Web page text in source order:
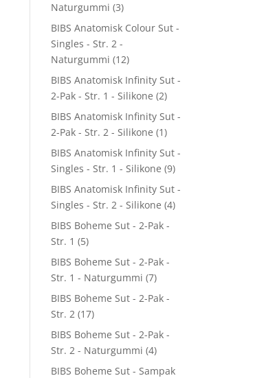
Naturgummi (3)
BIBS Anatomisk Colour Sut -
Singles - Str. 2 -
Naturgummi (12)
BIBS Anatomisk Infinity Sut -
2-Pak - Str. 1 - Silikone (2)
BIBS Anatomisk Infinity Sut -
2-Pak - Str. 2 - Silikone (1)
BIBS Anatomisk Infinity Sut -
Singles - Str. 1 - Silikone (9)
BIBS Anatomisk Infinity Sut -
Singles - Str. 2 - Silikone (4)
BIBS Boheme Sut - 2-Pak -
Str. 1 (5)
BIBS Boheme Sut - 2-Pak -
Str. 1 - Naturgummi (7)
BIBS Boheme Sut - 2-Pak -
Str. 2 (17)
BIBS Boheme Sut - 2-Pak -
Str. 2 - Naturgummi (4)
BIBS Boheme Sut - Sampak